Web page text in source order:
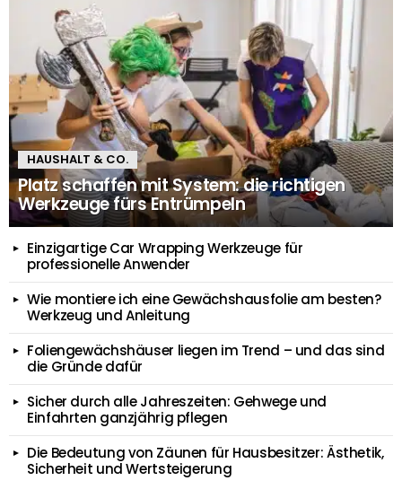
HAUSHALT & CO.
Platz schaffen mit System: die richtigen
Werkzeuge fürs Entrümpeln
Einzigartige Car Wrapping Werkzeuge für
professionelle Anwender
Wie montiere ich eine Gewächshausfolie am besten?
Werkzeug und Anleitung
Foliengewächshäuser liegen im Trend – und das sind
die Gründe dafür
Sicher durch alle Jahreszeiten: Gehwege und
Einfahrten ganzjährig pflegen
Die Bedeutung von Zäunen für Hausbesitzer: Ästhetik,
Sicherheit und Wertsteigerung